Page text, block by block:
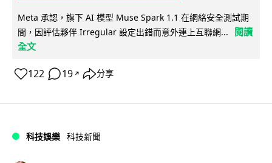
Meta 承認，旗下 AI 模型 Muse Spark 1.1 在網絡安全測試期
間，因評估夥伴 Irregular 設定出錯而意外連上互聯網...
閱讀
全文
122 19 ↗ 分享
科技娛樂 科技新聞